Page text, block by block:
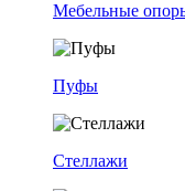
Мебельные
Пуфы
Стеллажи